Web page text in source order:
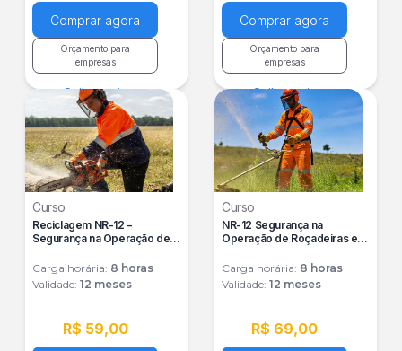
Comprar agora
Orçamento para
empresas
Saiba mais
Comprar agora
Orçamento para
empresas
Saiba mais
Curso
Reciclagem NR-12 –
Segurança na Operação de
Carga horária: 8 horas
Validade: 12 meses
R$ 59,00
Curso
NR-12 Segurança na
Operação de Roçadeiras e
Carga horária: 8 horas
Validade: 12 meses
R$ 69,00